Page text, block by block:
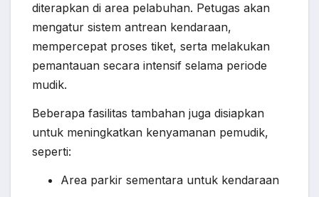
diterapkan di area pelabuhan. Petugas akan
mengatur sistem antrean kendaraan,
mempercepat proses tiket, serta melakukan
pemantauan secara intensif selama periode
mudik.
Beberapa fasilitas tambahan juga disiapkan
untuk meningkatkan kenyamanan pemudik,
seperti:
Area parkir sementara untuk kendaraan